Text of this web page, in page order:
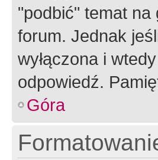
"podbić" temat
forum. Jednak
wyłączona i
odpowiedź.
Góra